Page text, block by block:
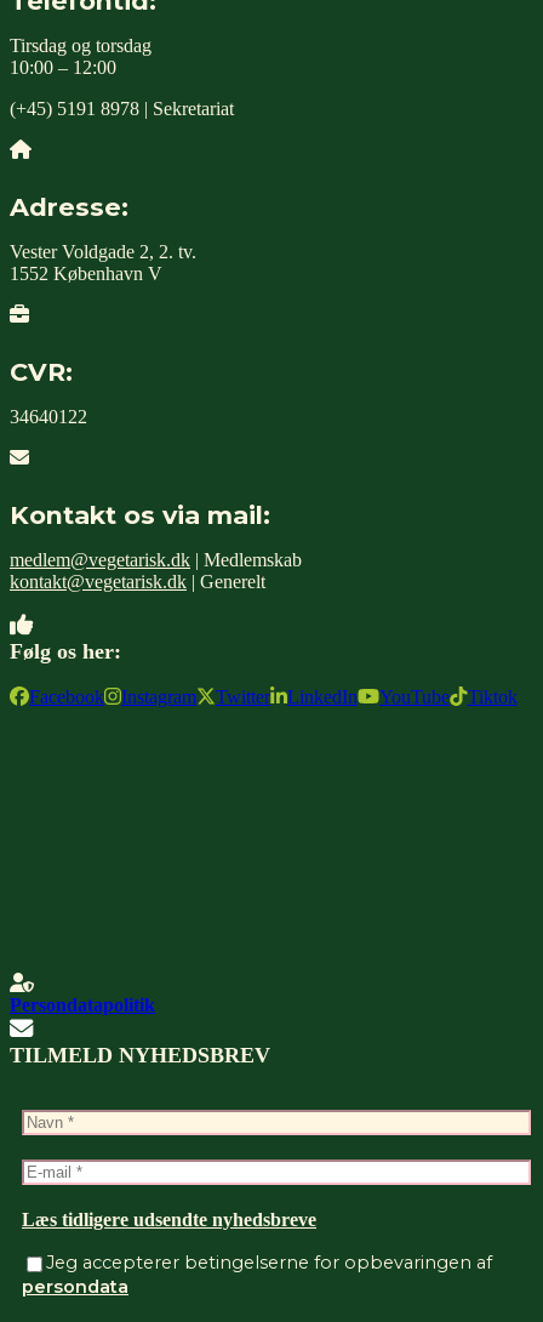
Tirsdag og torsdag
10:00 – 12:00
(+45) 5191 8978 | Sekretariat
Adresse:
Vester Voldgade 2, 2. tv.
1552 København V
CVR:
34640122
Kontakt os via mail:
medlem@vegetarisk.dk | Medlemskab
kontakt@vegetarisk.dk | Generelt
Følg os her:
Facebook Instagram Twitter LinkedIn YouTube Tiktok
Persondatapolitik
TILMELD NYHEDSBREV
Læs tidligere udsendte nyhedsbreve
Jeg accepterer betingelserne for opbevaringen af
persondata